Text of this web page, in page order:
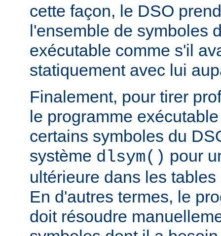
cette façon, le DSO
l'ensemble de symboles
exécutable comme s'il
statiquement avec lui
Finalement, pour tirer
le programme
certains symboles du
système dlsym() pour
ultérieure dans les
En d'autres termes, le
doit résoudre